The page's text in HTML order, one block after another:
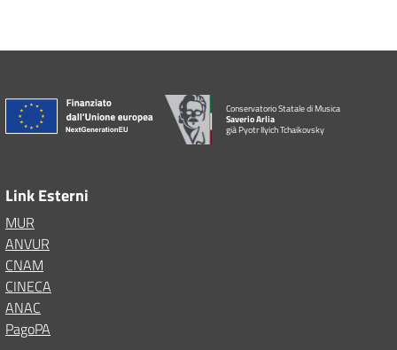
Conservatorio Statale di Musica
Saverio Arlia
già Pyotr Ilyich Tchaikovsky
Link Esterni
MUR
ANVUR
CNAM
CINECA
ANAC
PagoPA